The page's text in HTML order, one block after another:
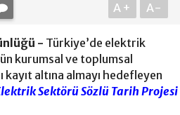
A+ A-
- Türkiye’de elektrik
kurumsal ve toplumsal
kayıt altına almayı hedefleyen
Sektörü Sözlü Tarih Projesi